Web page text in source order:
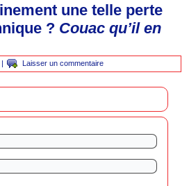
une telle perte
? Couac qu’il en
| Laisser un commentaire